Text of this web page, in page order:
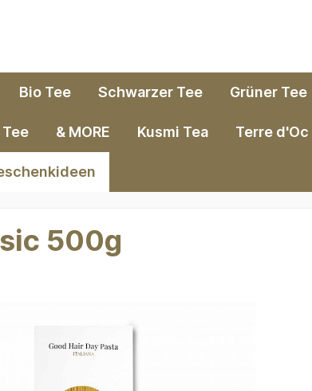
Bio Tee Schwarzer Tee Grüner Tee
& MORE Kusmi Tea Terre d'Oc
500g